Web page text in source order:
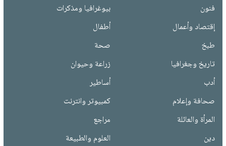
فنون
بيوغرافيا ومذكرات
إقتصاد وأعمال
أطفال
طبخ
صحة
تاريخ وجغرافيا
زراعة وحيوان
أدب
أساطير
صحافة وإعلام
كمبيوتر وانترنت
المرأة والعائلة
مراجع
دين
العلوم والطبيعة